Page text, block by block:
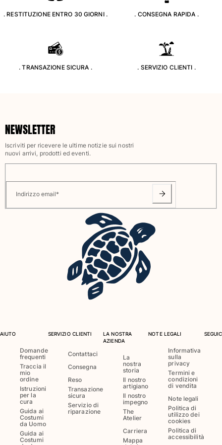
Rashguard
Costumi da bagno magici
Vedi tutti i Costumi da bagno
Pantaloni
Camicie
Bermuda
Felpe
Bambina
Costumi da bagno
Costumi Interi
Rashguard
Abbigliamento
Abiti e Gonne
Tute
Pantaloncini
Felpe
Vedi tutti i Abbigliamento
Neonato
. RESTITUZIONE ENTRO 30 GIORNI . . CONSEGNA RAPIDA .
. TRANSAZIONE SICURA . . SERVIZIO CLIENTI .
NEWSLETTER
Iscriviti per ricevere le ultime notizie sui nostri
nuovi arrivi, prodotti ed eventi.
Indirizzo email*
AIUTO
Domande
frequenti
Traccia il
mio
ordine
Istruzioni
per la
cura
Guida ai
Costumi
da Uomo
Guida ai
Costumi
SERVIZIO CLIENTI
Contattaci
Consegna
Reso
Transazione
sicura
Servizio di
riparazione
LA NOSTRA
AZIENDA
La
nostra
storia
Il nostro
artigiano
Il nostro
impegno
The
Atelier
Carriera
Mappa
NOTE LEGALI
Informativa
sulla
privacy
Termini e
condizioni
di vendita
Note legali
Politica di
utilizzo dei
cookies
Politica di
accessibilità